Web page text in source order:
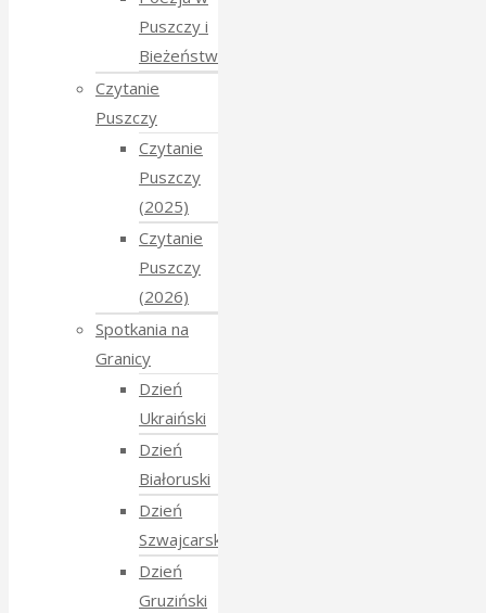
Puszczy i
Bieżeństwo
Czytanie
Puszczy
Czytanie
Puszczy
(2025)
Czytanie
Puszczy
(2026)
Spotkania na
Granicy
Dzień
Ukraiński
Dzień
Białoruski
Dzień
Szwajcarski
Dzień
Gruziński